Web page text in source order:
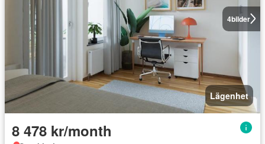
4bilder
Lägenhet
8 478 kr/month